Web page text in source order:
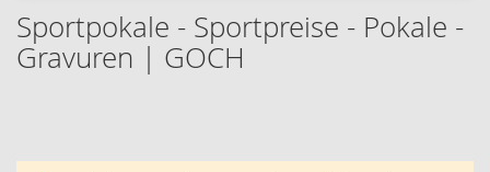
Sportpokale - Sportpreise - Pokale -
Gravuren | GOCH